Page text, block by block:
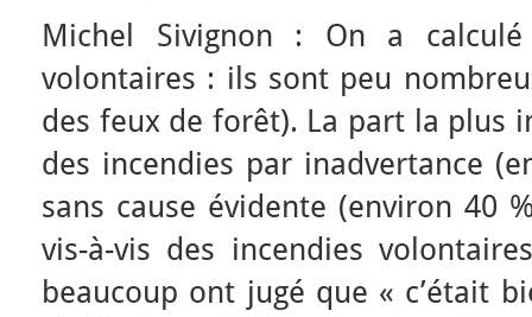
Michel Sivignon : On a
volontaires : ils sont peu
des feux de forêt). La part la plus
des incendies par inadvertance
sans cause évidente (environ 40
vis-à-vis des incendies
beaucoup ont jugé que « c’était